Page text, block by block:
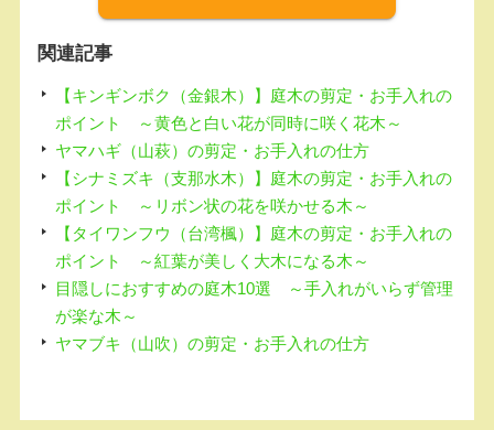
k
関連記事
【キンギンボク（金銀木）】庭木の剪定・お手入れの
ポイント ～黄色と白い花が同時に咲く花木～
ヤマハギ（山萩）の剪定・お手入れの仕方
【シナミズキ（支那水木）】庭木の剪定・お手入れの
ポイント ～リボン状の花を咲かせる木～
【タイワンフウ（台湾楓）】庭木の剪定・お手入れの
ポイント ～紅葉が美しく大木になる木～
目隠しにおすすめの庭木10選 ～手入れがいらず管理
が楽な木～
ヤマブキ（山吹）の剪定・お手入れの仕方